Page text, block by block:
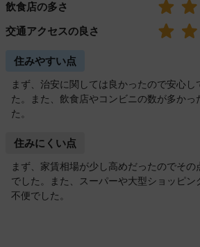
飲食店の多さ
交通アクセスの良さ
住みやすい点
まず、治安に関しては良かったので安心し
た。また、飲食店やコンビニの数が多かっ
た。
住みにくい点
まず、家賃相場が少し高めだったのでそ
でした。また、スーパーや大型ショッピ
不便でした。